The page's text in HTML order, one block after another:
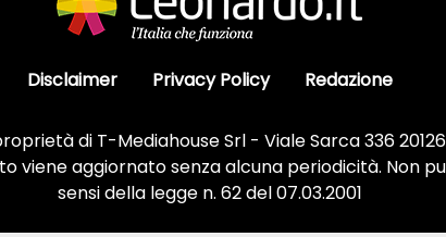
Disclaimer Privacy Policy Redazione
di T-Mediahouse Srl - Viale Sarca 336
viene aggiornato senza alcuna periodicità. Non
sensi della legge n. 62 del 07.03.2001